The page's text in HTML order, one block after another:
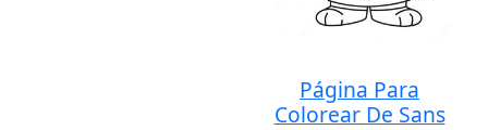
Página Para
Colorear De Sans